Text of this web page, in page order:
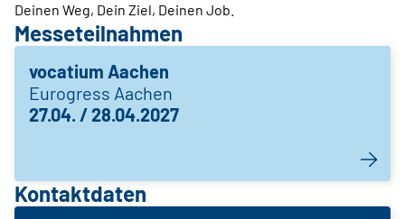
Deinen Weg, Dein Ziel, Deinen Job.
Messeteilnahmen
vocatium Aachen
Eurogress Aachen
27.04. / 28.04.2027
Kontaktdaten